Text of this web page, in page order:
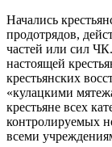
Начались
продотрядов,
частей или сил
настоящей
крестьянских
«кулацкими
крестьяне всех
контролируемых
всеми